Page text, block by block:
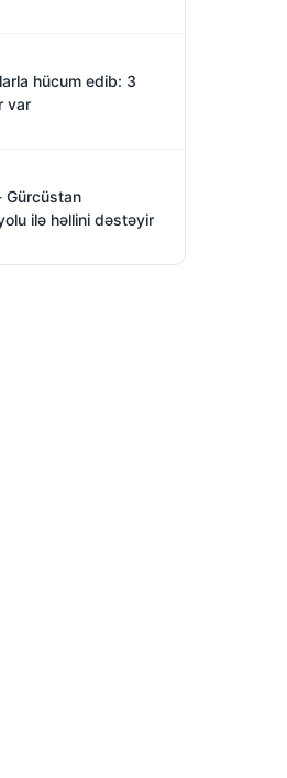
hücum edib: 3
var
Gürcüstan
ilə həllini dəstəyir